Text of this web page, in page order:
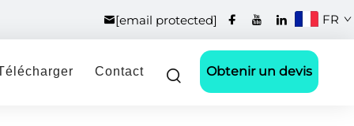
[email protected] FR
Contact Obtenir un devis